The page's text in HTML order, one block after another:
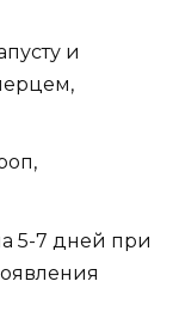
и
5-7 дней при